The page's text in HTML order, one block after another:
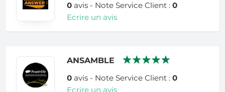
0avis - Note Service Client : 0
Ecrire un avis
ANSAMBLE
0avis - Note Service Client : 0
Ecrire un avis